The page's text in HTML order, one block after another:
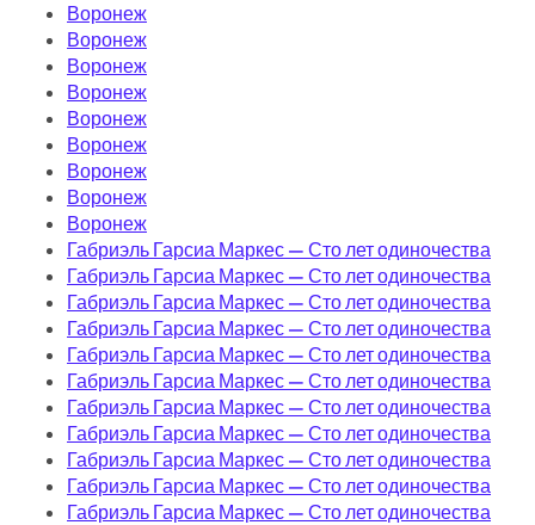
Воронеж
Воронеж
Воронеж
Воронеж
Воронеж
Воронеж
Воронеж
Воронеж
Воронеж
Габриэль Гарсиа Маркес — Сто лет одиночества
Габриэль Гарсиа Маркес — Сто лет одиночества
Габриэль Гарсиа Маркес — Сто лет одиночества
Габриэль Гарсиа Маркес — Сто лет одиночества
Габриэль Гарсиа Маркес — Сто лет одиночества
Габриэль Гарсиа Маркес — Сто лет одиночества
Габриэль Гарсиа Маркес — Сто лет одиночества
Габриэль Гарсиа Маркес — Сто лет одиночества
Габриэль Гарсиа Маркес — Сто лет одиночества
Габриэль Гарсиа Маркес — Сто лет одиночества
Габриэль Гарсиа Маркес — Сто лет одиночества